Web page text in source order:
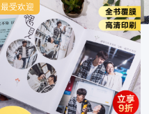
最受欢迎